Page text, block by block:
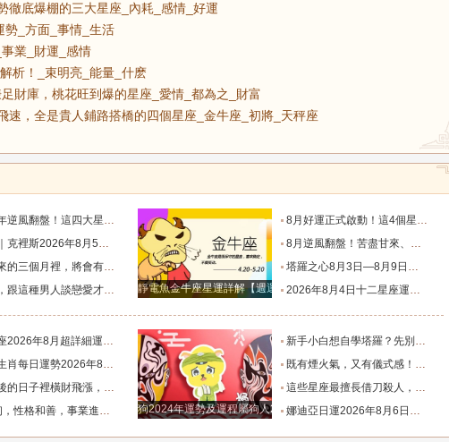
徹底爆棚的三大星座_內耗_感情_好運
_方面_事情_生活
業_財運_感情
析！_束明亮_能量_什麽
財庫，桃花旺到爆的星座_愛情_都為之_財富
速，全是貴人鋪路搭橋的四個星座_金牛座_初將_天秤座
12.29
！這四大星座將迎來命運轉折點_星象_相位_機會
2026年8月5日十二星座運勢_感覺_願望_右耳
月裡，將會有好運來臨的星座_機會_挑戰_家庭
男人談戀愛才有未來！_感情_給予_的特點
靜電魚金牛座星運詳解【週運2024年12月9日-12月15日】
8月好運正式啟動！這4個星座迎來翻身機會，事業、財運一起升溫_幸運_數字_時間
8月逆風翻盤！苦盡甘來、運勢徹底爆棚的三大星座_內耗_感情_好運
塔羅之心8月3日—8月9日週運勢_方面_事情_生活
2026年8月4日十二星座運勢_事業_財運_感情
8月超詳細運勢解析！_束明亮_能量_什麽
日運勢2026年8月4日_幸運_綜合_物品
財飛漲，賺足財庫，桃花旺到爆的星座_愛情_都為之_財富
事業進步飛速，全是貴人鋪路搭橋的四個星座_金牛座_初將_天秤座
狗2024年運勢及運程屬狗人2024運勢好嗎
新手小白想自學塔羅？先別急著買牌，這份書單和真心話請收好_職業_客人_門店
既有煙火氣，又有儀式感！這三個生肖，最擅長把日子過成詩！_生活_習慣_屬雞
這些星座最擅長借刀殺人，背後使絆子從不手軟_雙子座_能在_心思
娜迪亞日運2026年8月6日週四每日星座運勢_數字_相關_情緒